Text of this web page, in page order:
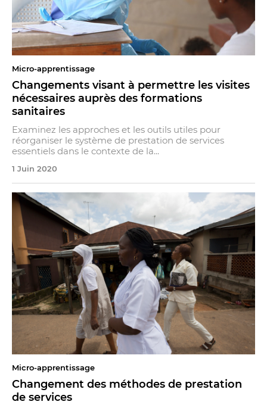
Micro-apprentissage
Changements visant à permettre les visites
nécessaires auprès des formations
sanitaires
Examinez les approches et les outils utiles pour
réorganiser le système de prestation de services
essentiels dans le contexte de la...
1 Juin 2020
Micro-apprentissage
Changement des méthodes de prestation
de services